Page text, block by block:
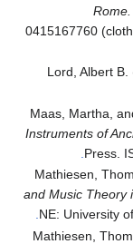
Rome.
0415167760
Lord, Albert B.
Maas, Martha,
Instruments of
Press.
Mathiesen,
and Music Theory
NE: University
Mathiesen,